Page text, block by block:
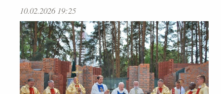
10.02.2026 19:25